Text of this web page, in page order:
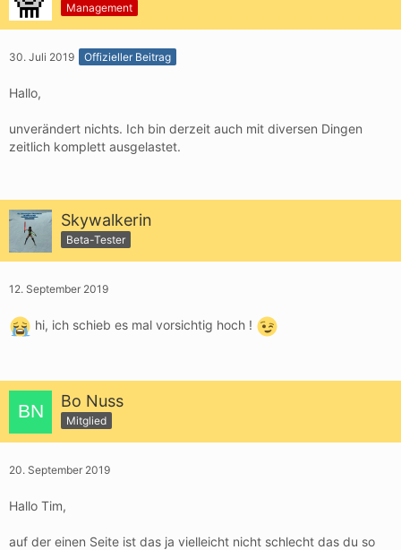
Management
30. Juli 2019 Offizieller Beitrag
Hallo,
unverändert nichts. Ich bin derzeit auch mit diversen Dingen
zeitlich komplett ausgelastet.
Skywalkerin
Beta-Tester
12. September 2019
hi, ich schieb es mal vorsichtig hoch !
Bo Nuss
Mitglied
20. September 2019
Hallo Tim,
auf der einen Seite ist das ja vielleicht nicht schlecht das du so